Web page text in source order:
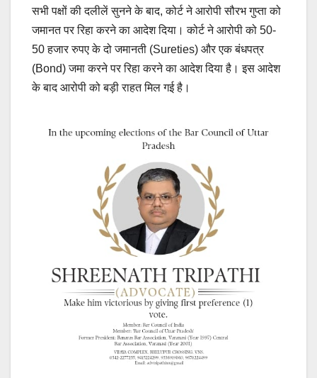
सभी पक्षों की दलीलें सुनने के बाद, कोर्ट ने आरोपी सौरभ गुप्ता को
जमानत पर रिहा करने का आदेश दिया। कोर्ट ने आरोपी को 50-
50 हजार रुपए के दो जमानती (Sureties) और एक बंधपत्र
(Bond) जमा करने पर रिहा करने का आदेश दिया है। इस आदेश
के बाद आरोपी को बड़ी राहत मिल गई है।